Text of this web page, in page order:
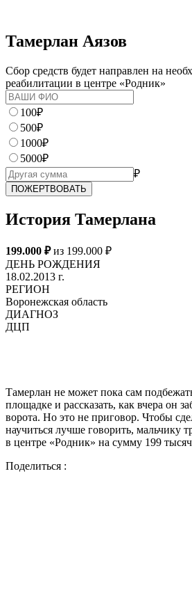
Тамерлан Аязов
Сбор средств будет направлен на
реабилитации в центре «Родник»
100₽
500₽
1000₽
5000₽
₽
История Тамерлана
199.000 ₽из 199.000 ₽
ДЕНЬ РОЖДЕНИЯ
18.02.2013 г.
РЕГИОН
Воронежская область
ДИАГНОЗ
ДЦП
Тамерлан не может пока сам
площадке и рассказать, как вчера он
ворота. Но это не приговор. Чтобы
научиться лучше говорить, мальчику
в центре «Родник» на сумму 199
Поделиться :